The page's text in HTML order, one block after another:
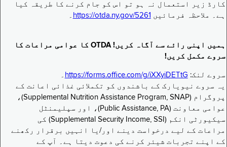
کارڈ زیر استعمال نہ ہو تو اس کو جام کرنے کا طریقہ کیا
ہے۔ ملاحظہ فرمائیں https://otda.ny.gov/5261 ۔
ہمیں اپنی رائے سے آگاہ کریں! OTDA کا عوامی مراعات کا
سروے مکمل کریں!
سروے لنک: https://forms.office.com/g/iXXyiDETtG ۔
یہ سروے نیویارک کے باشندوں کو تکملائی غذائی اعانت کے
پروگرام (Supplemental Nutrition Assistance Program, SNAP)،
عوامی معاونت (Public Assistance, PA)، اور سپلیمنٹل
سیکیورٹی انکم (Supplemental Security Income, SSI) کی
مراعات کے لیے درخواست دینے اور/یا انہیں برقرار رکھنے
کے اپنے تجربات شیئر کرنے کی دعوت دیتا ہے۔ آپ کے